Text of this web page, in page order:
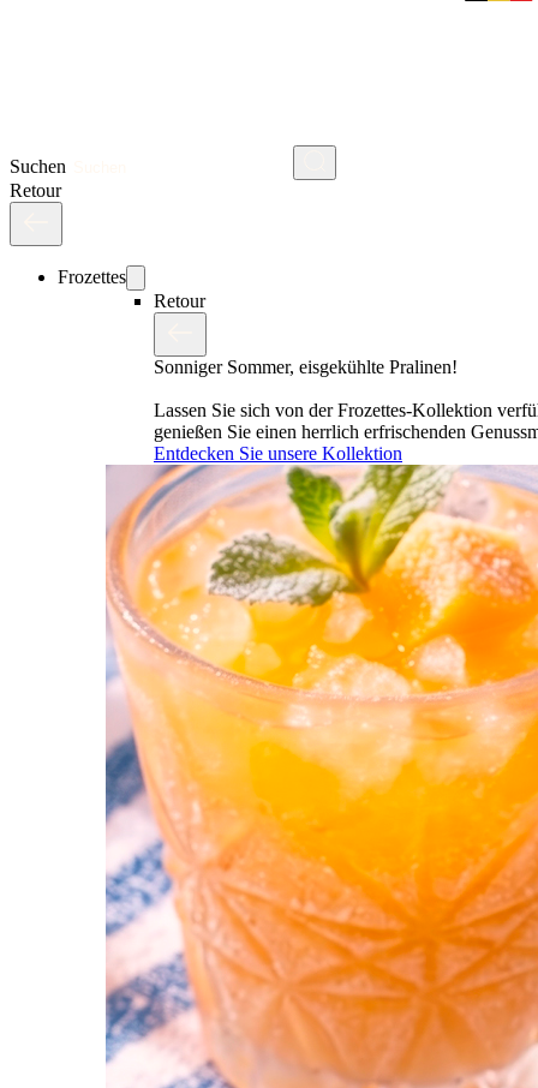
Suchen
Retour
Frozettes
Retour
Sonniger Sommer, eisgekühlte Pralinen!
Lassen Sie sich von der Frozettes-Kollektion
genießen Sie einen herrlich erfrischenden
Entdecken Sie unsere Kollektion